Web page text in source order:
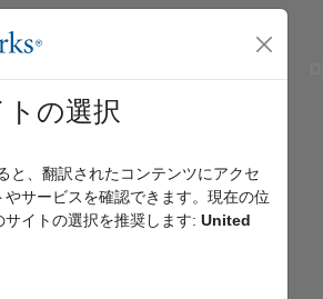
の選択
と、翻訳されたコンテンツにアクセ
やサービスを確認できます。現在の位
イトの選択を推奨します: United